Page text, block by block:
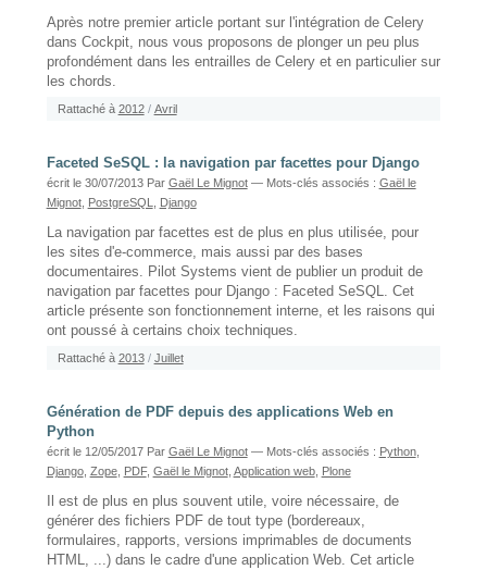
Après notre premier article portant sur l'intégration de Celery
dans Cockpit, nous vous proposons de plonger un peu plus
profondément dans les entrailles de Celery et en particulier sur
les chords.
Rattaché à 2012 / Avril
Faceted SeSQL : la navigation par facettes pour Django
écrit le 30/07/2013 Par Gaël Le Mignot — Mots-clés associés : Gaël le
Mignot, PostgreSQL Django
La navigation par facettes est de plus en plus utilisée, pour
les sites d'e-commerce, mais aussi par des bases
documentaires. Pilot Systems vient de publier un produit de
navigation par facettes pour Django : Faceted SeSQL. Cet
article présente son fonctionnement interne, et les raisons qui
ont poussé à certains choix techniques.
Rattaché à 2013 / Juillet
Génération de PDF depuis des applications Web en
Python
écrit le 12/05/2017 Par Gaël Le Mignot — Mots-clés associés : Python,
Django, Zope, PDF, Gaël le Mignot, Application web, Plone
Il est de plus en plus souvent utile, voire nécessaire, de
générer des fichiers PDF de tout type (bordereaux,
formulaires, rapports, versions imprimables de documents
HTML, ...) dans le cadre d'une application Web. Cet article